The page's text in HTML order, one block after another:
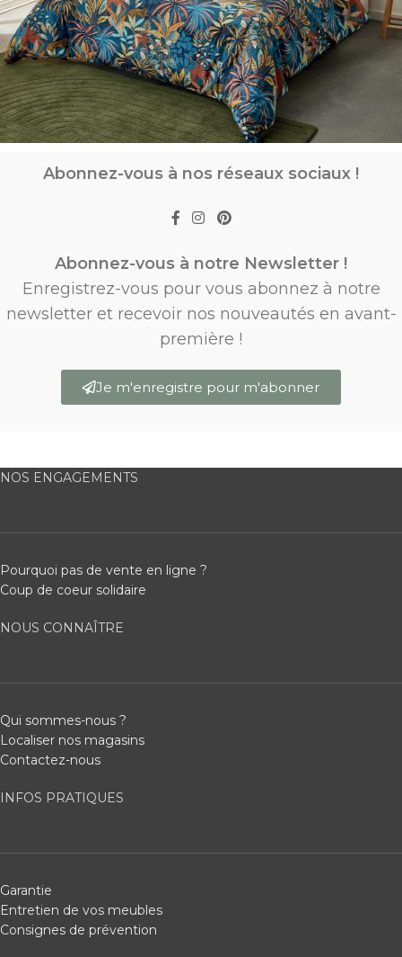
Abonnez-vous à nos réseaux sociaux !
Abonnez-vous à notre Newsletter !
Enregistrez-vous pour vous abonnez à notre
newsletter et recevoir nos nouveautés en avant-
première !
Je m'enregistre pour m'abonner
NOS ENGAGEMENTS
Pourquoi pas de vente en ligne ?
Coup de coeur solidaire
NOUS CONNAÎTRE
Qui sommes-nous ?
Localiser nos magasins
Contactez-nous
INFOS PRATIQUES
Garantie
Entretien de vos meubles
Consignes de prévention